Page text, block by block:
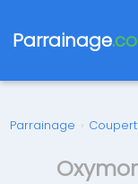
Parrainage.co
Parrainage › Coupert